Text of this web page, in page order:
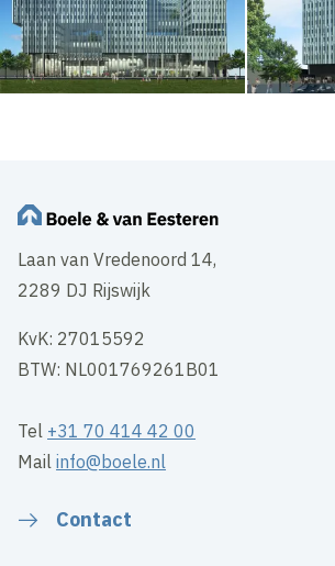
Laan van Vredenoord 14,
2289 DJ Rijswijk
KvK: 27015592
BTW: NL001769261B01
Tel +31 70 414 42 00
Mailinfo@boele.nl
Contact